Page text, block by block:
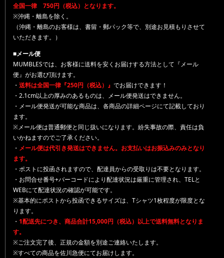
全国一律 750円（税込）となります。
※沖縄・離島を除く。
（沖縄・離島のお客様は、書留・郵パック等で、別途お見積もりさせて
いただきます。）
■メール便
MUMBLESでは、お客様に送料を安くお届けする方法として『メール
便』がお選び頂けます。
・ 送料は全国一律『250円（税込）』 でお届けできます！
・2.1cm以上の厚みのあるものは、メール便発送はできません。
・メール便発送が可能な商品は、各商品の詳細ページにて記載しており
ます。
※メール便は普通郵便と同じ扱いになります。紛失事故の際、責任は負
いかねますのでご了承ください。
・ メール便は代引き発送はできません。お支払いはお振込みのみとなり
ます。
・ポストに投函されますので、配達員からの受取りは不要となります。
・お問合せ番号+バーコードにより配達状況は厳重に管理され、TELと
WEBにて配達状況の確認が可能です。
※基本的にポストから投函できるサイズは、Tシャツ1枚程度が限度とな
ります。
・ 1配送先につき、商品合計15,000円（税込）以上で送料無料となりま
す。
※ご注文完了後、正規の金額を別途ご連絡いたします。
※すべての商品を佐川急便にてお届けします。